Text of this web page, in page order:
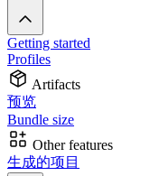
Getting started
Profiles
Artifacts
预览
Bundle size
Other features
生成的项目